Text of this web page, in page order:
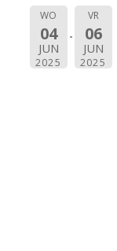
WO
04
JUN
2025
VR
06
JUN
2025